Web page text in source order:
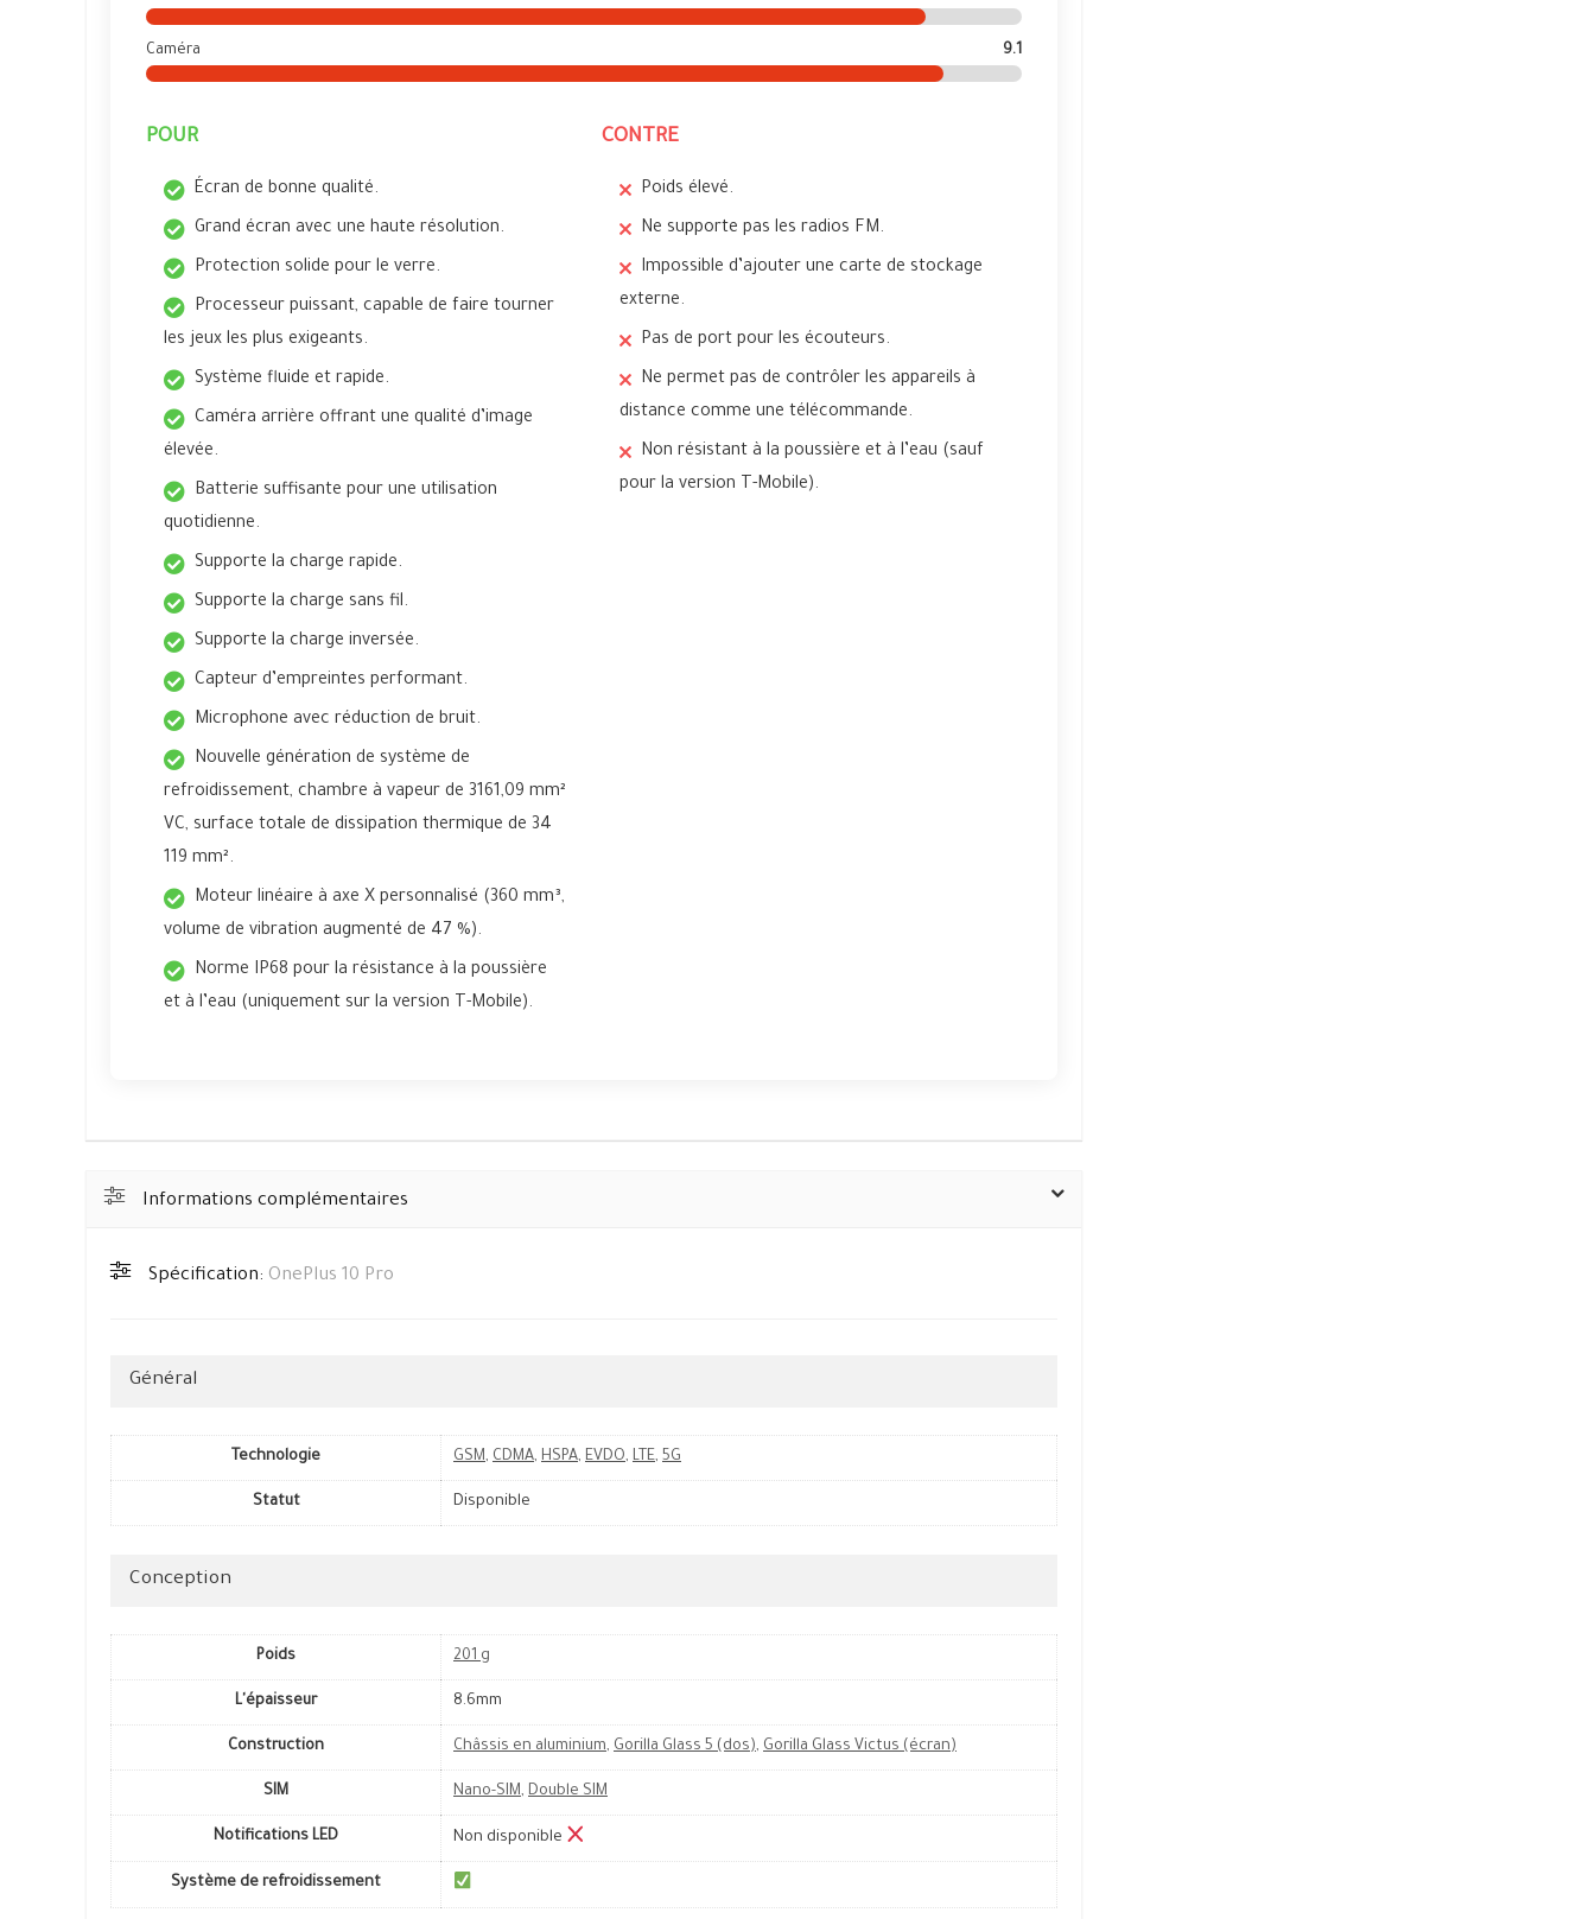
Caméra 9.1
POUR
Écran de bonne qualité.
Grand écran avec une haute résolution.
Protection solide pour le verre.
Processeur puissant, capable de faire tourner
les jeux les plus exigeants.
Système fluide et rapide.
Caméra arrière offrant une qualité d’image
élevée.
Batterie suffisante pour une utilisation
quotidienne.
Supporte la charge rapide.
Supporte la charge sans fil.
Supporte la charge inversée.
Capteur d’empreintes performant.
Microphone avec réduction de bruit.
Nouvelle génération de système de
refroidissement, chambre à vapeur de 3161,09 mm²
VC, surface totale de dissipation thermique de 34
119 mm².
Moteur linéaire à axe X personnalisé (360 mm³,
volume de vibration augmenté de 47 %).
Norme IP68 pour la résistance à la poussière
et à l’eau (uniquement sur la version T-Mobile).
CONTRE
Poids élevé.
Ne supporte pas les radios FM.
Impossible d’ajouter une carte de stockage
externe.
Pas de port pour les écouteurs.
Ne permet pas de contrôler les appareils à
distance comme une télécommande.
Non résistant à la poussière et à l’eau (sauf
pour la version T-Mobile).
Informations complémentaires
Spécification: OnePlus 10 Pro
Général
Technologie GSM, CDMA, HSPA, EVDO, LTE, 5G
Statut Disponible
Conception
Poids 201 g
L'épaisseur 8.6mm
Construction Châssis en aluminium, Gorilla Glass 5 (dos), Gorilla Glass Victus (écran)
SIM Nano-SIM, Double SIM
Notifications LED Non disponible
Système de refroidissement